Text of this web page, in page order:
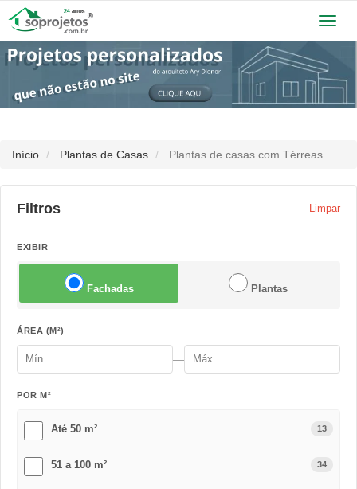
Início Plantas de Casas Plantas de casas com Térreas
Filtros Limpar
EXIBIR
Fachadas Plantas
ÁREA (M²)
—
POR M²
Até 50 m² 13
51 a 100 m² 34